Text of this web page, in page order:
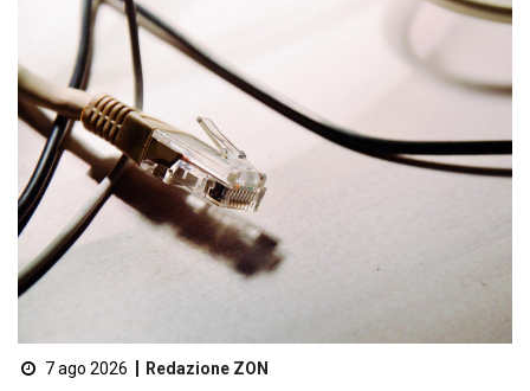
7 ago 2026 Redazione ZON